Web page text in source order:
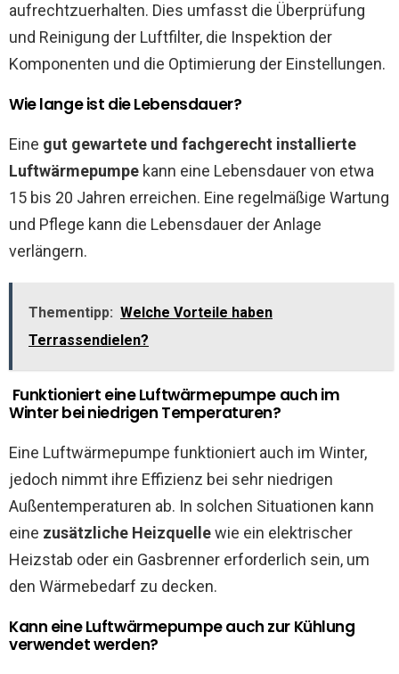
aufrechtzuerhalten. Dies umfasst die Überprüfung
und Reinigung der Luftfilter, die Inspektion der
Komponenten und die Optimierung der Einstellungen.
Wie lange ist die Lebensdauer?
Eine gut gewartete und fachgerecht installierte
Luftwärmepumpe kann eine Lebensdauer von etwa
15 bis 20 Jahren erreichen. Eine regelmäßige Wartung
und Pflege kann die Lebensdauer der Anlage
verlängern.
Thementipp: Welche Vorteile haben
Terrassendielen?
Funktioniert eine Luftwärmepumpe auch im
Winter bei niedrigen Temperaturen?
Eine Luftwärmepumpe funktioniert auch im Winter,
jedoch nimmt ihre Effizienz bei sehr niedrigen
Außentemperaturen ab. In solchen Situationen kann
eine zusätzliche Heizquellewie ein elektrischer
Heizstab oder ein Gasbrenner erforderlich sein, um
den Wärmebedarf zu decken.
Kann eine Luftwärmepumpe auch zur Kühlung
verwendet werden?